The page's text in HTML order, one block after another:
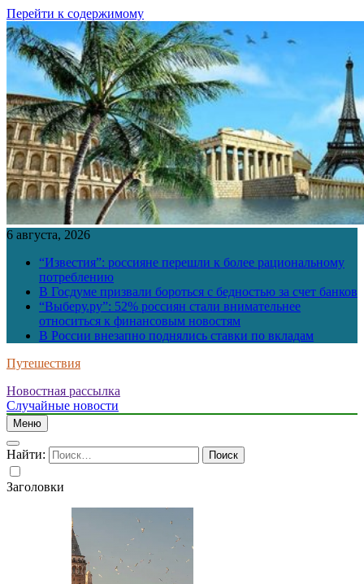
Перейти к содержимому
6 августа, 2026
“Известия”: россияне перешли к более рациональному
потреблению
В Госдуме призвали бороться с бедностью за счет банков
“Выберу.ру”: 52% россиян стали внимательнее
относиться к финансовым новостям
В России внезапно поднялись ставки по вкладам
Путешествия
Новостная рассылка
Случайные новости
Меню
Найти:
Заголовки